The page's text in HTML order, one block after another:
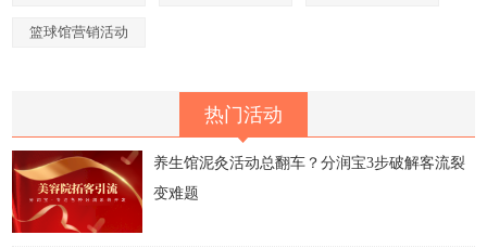
篮球馆营销活动
热门活动
养生馆泥灸活动总翻车？分润宝3步破解客流裂
变难题